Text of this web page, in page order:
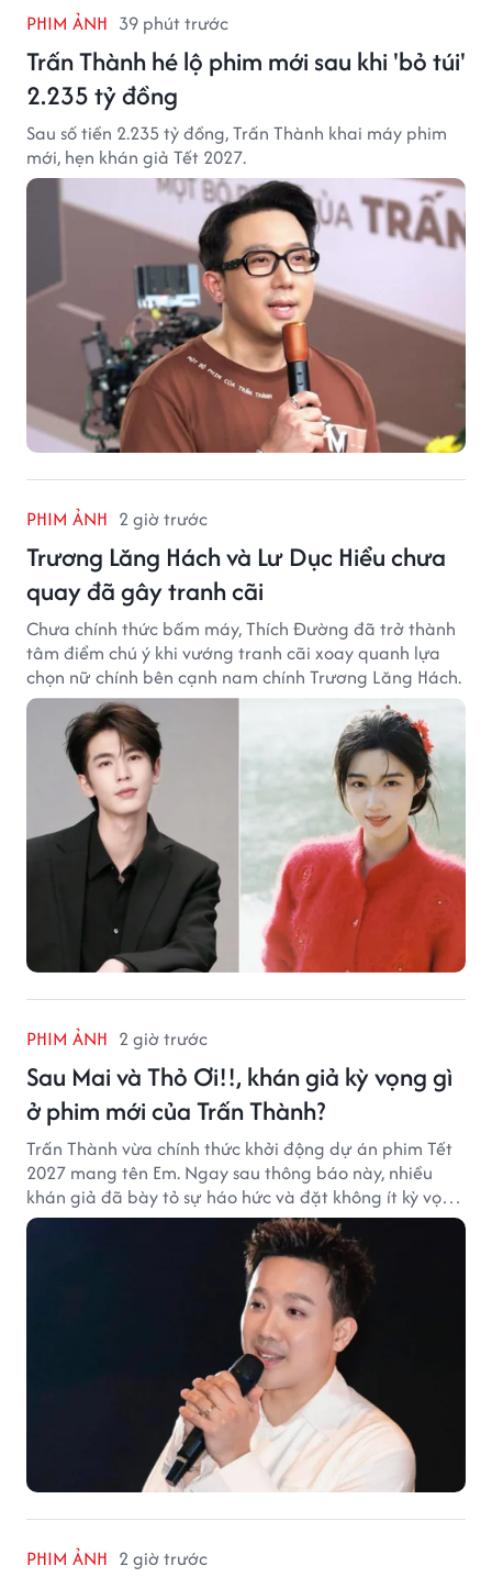
PHIM ẢNH 39 phút trước
Trấn Thành hé lộ phim mới sau khi 'bỏ túi'
2.235 tỷ đồng
Sau số tiền 2.235 tỷ đồng, Trấn Thành khai máy phim
mới, hẹn khán giả Tết 2027.
PHIM ẢNH 2 giờ trước
Trương Lăng Hách và Lư Dục Hiểu chưa
quay đã gây tranh cãi
Chưa chính thức bấm máy, Thích Đường đã trở thành
tâm điểm chú ý khi vướng tranh cãi xoay quanh lựa
chọn nữ chính bên cạnh nam chính Trương Lăng Hách.
PHIM ẢNH 2 giờ trước
Sau Mai và Thỏ Ơi!!, khán giả kỳ vọng gì
ở phim mới của Trấn Thành?
Trấn Thành vừa chính thức khởi động dự án phim Tết
2027 mang tên Em. Ngay sau thông báo này, nhiều
khán giả đã bày tỏ sự háo hức và đặt không ít kỳ vọng
vào bộ phim mới của Trấn Thành.
PHIM ẢNH 2 giờ trước